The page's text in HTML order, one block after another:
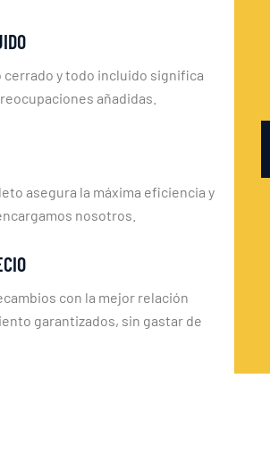
y todo incluido significa
añadidas.
asegura la máxima eficiencia y
nosotros.
con la mejor relación
garantizados, sin gastar de